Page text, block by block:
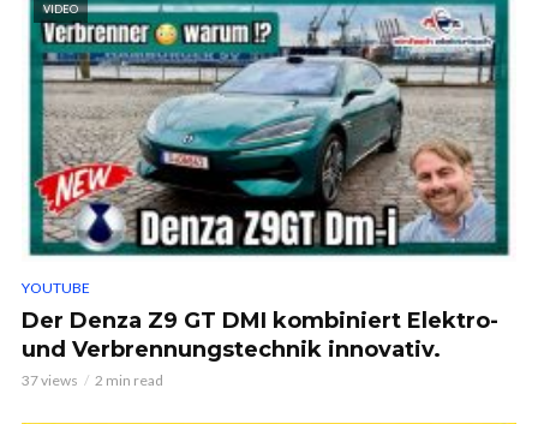
VIDEO
YOUTUBE
Der Denza Z9 GT DMI kombiniert Elektro-
und Verbrennungstechnik innovativ.
37 views 2 min read